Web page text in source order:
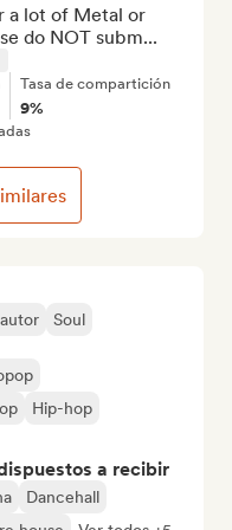
Soul
Hip-hop
a recibir
Dancehall
a lot of Metal or
do NOT subm...
Tasa de compartición
9%